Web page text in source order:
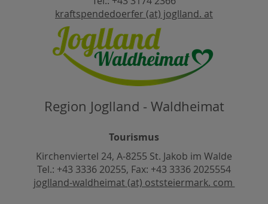
kraftspendedoerfer (at) joglland. at
Region Joglland - Waldheimat
Tourismus
Kirchenviertel 24, A-8255 St. Jakob im Walde
Tel.: +43 3336 20255, Fax: +43 3336 2025554
joglland-waldheimat (at) oststeiermark. com